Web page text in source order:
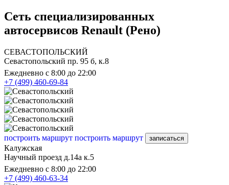
Сеть специализированных
автосервисов Renault (Рено)
СЕВАСТОПОЛЬСКИЙ
Севастопольский пр. 95 б, к.8
Ежедневно с 8:00 до 22:00
+7 (499) 460-69-84
построить маршрут построить маршрут записаться
Калужская
Научный проезд д.14а к.5
Ежедневно с 8:00 до 22:00
+7 (499) 460-63-34